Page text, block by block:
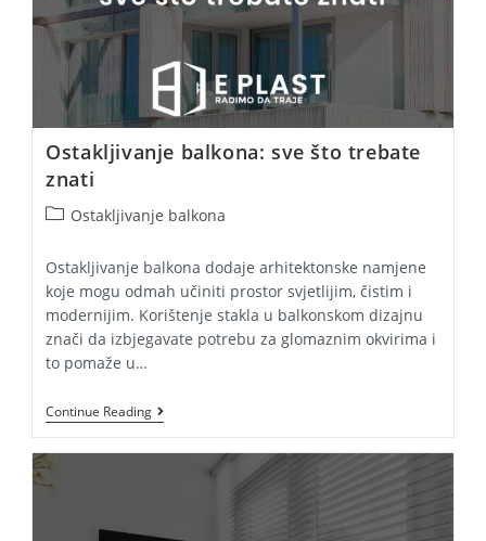
Ostakljivanje balkona: sve što trebate
znati
PostOstakljivanje balkona
Ostakljivanje balkona dodaje arhitektonske namjene
koje mogu odmah učiniti prostor svjetlijim, čistim i
modernijim. Korištenje stakla u balkonskom dizajnu
znači da izbjegavate potrebu za glomaznim okvirima i
to pomaže u…
Continue ReadingOstakljivanje
Balkona: